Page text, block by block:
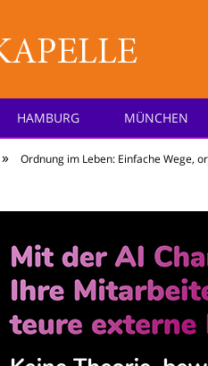
[KA] :pelle
HAMBURG MÜNCHEN
» Ordnung im Leben: Einfache Wege,